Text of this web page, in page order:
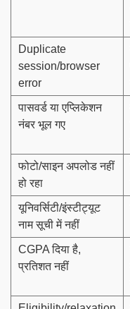
Duplicate
session/browser
error
पासवर्ड या एप्लिकेशन
नंबर भूल गए
फोटो/साइन अपलोड नहीं
हो रहा
यूनिवर्सिटी/इंस्टीट्यूट
नाम सूची में नहीं
CGPA दिया है,
प्रतिशत नहीं